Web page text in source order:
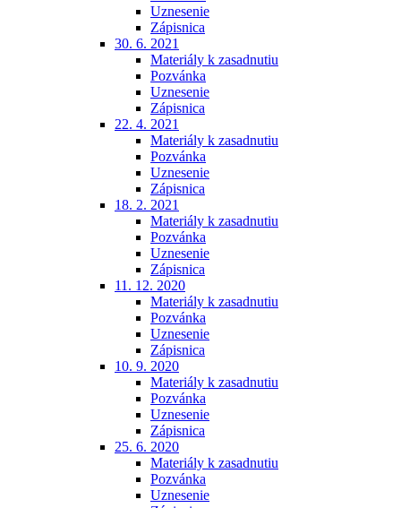
Uznesenie
Zápisnica
30. 6. 2021
Materiály k zasadnutiu
Pozvánka
Uznesenie
Zápisnica
22. 4. 2021
Materiály k zasadnutiu
Pozvánka
Uznesenie
Zápisnica
18. 2. 2021
Materiály k zasadnutiu
Pozvánka
Uznesenie
Zápisnica
11. 12. 2020
Materiály k zasadnutiu
Pozvánka
Uznesenie
Zápisnica
10. 9. 2020
Materiály k zasadnutiu
Pozvánka
Uznesenie
Zápisnica
25. 6. 2020
Materiály k zasadnutiu
Pozvánka
Uznesenie